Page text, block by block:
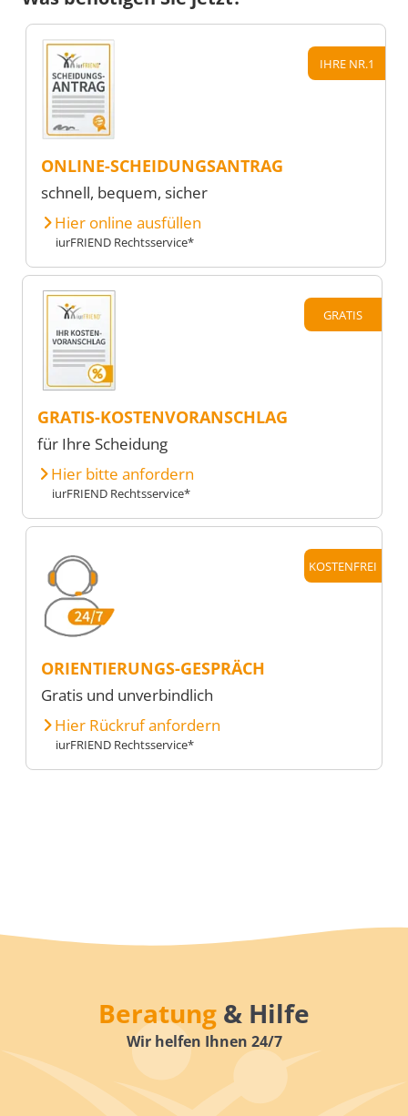
IHRE NR.1
ONLINE-SCHEIDUNGSANTRAG
schnell, bequem, sicher
Hier online ausfüllen
iurFRIEND Rechtsservice*
GRATIS
GRATIS-KOSTENVORANSCHLAG
für Ihre Scheidung
Hier bitte anfordern
iurFRIEND Rechtsservice*
KOSTENFREI
ORIENTIERUNGS-GESPRÄCH
Gratis und unverbindlich
Hier Rückruf anfordern
iurFRIEND Rechtsservice*
Beratung & Hilfe
Wir helfen Ihnen 24/7